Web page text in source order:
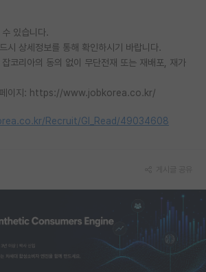
있습니다.
시 상세정보를 통해 확인하시기 바랍니다.
코리아의 동의 없이 무단전재 또는 재배포, 재가
페이지: https://www.jobkorea.co.kr/
Recruit/GI_Read/49034608